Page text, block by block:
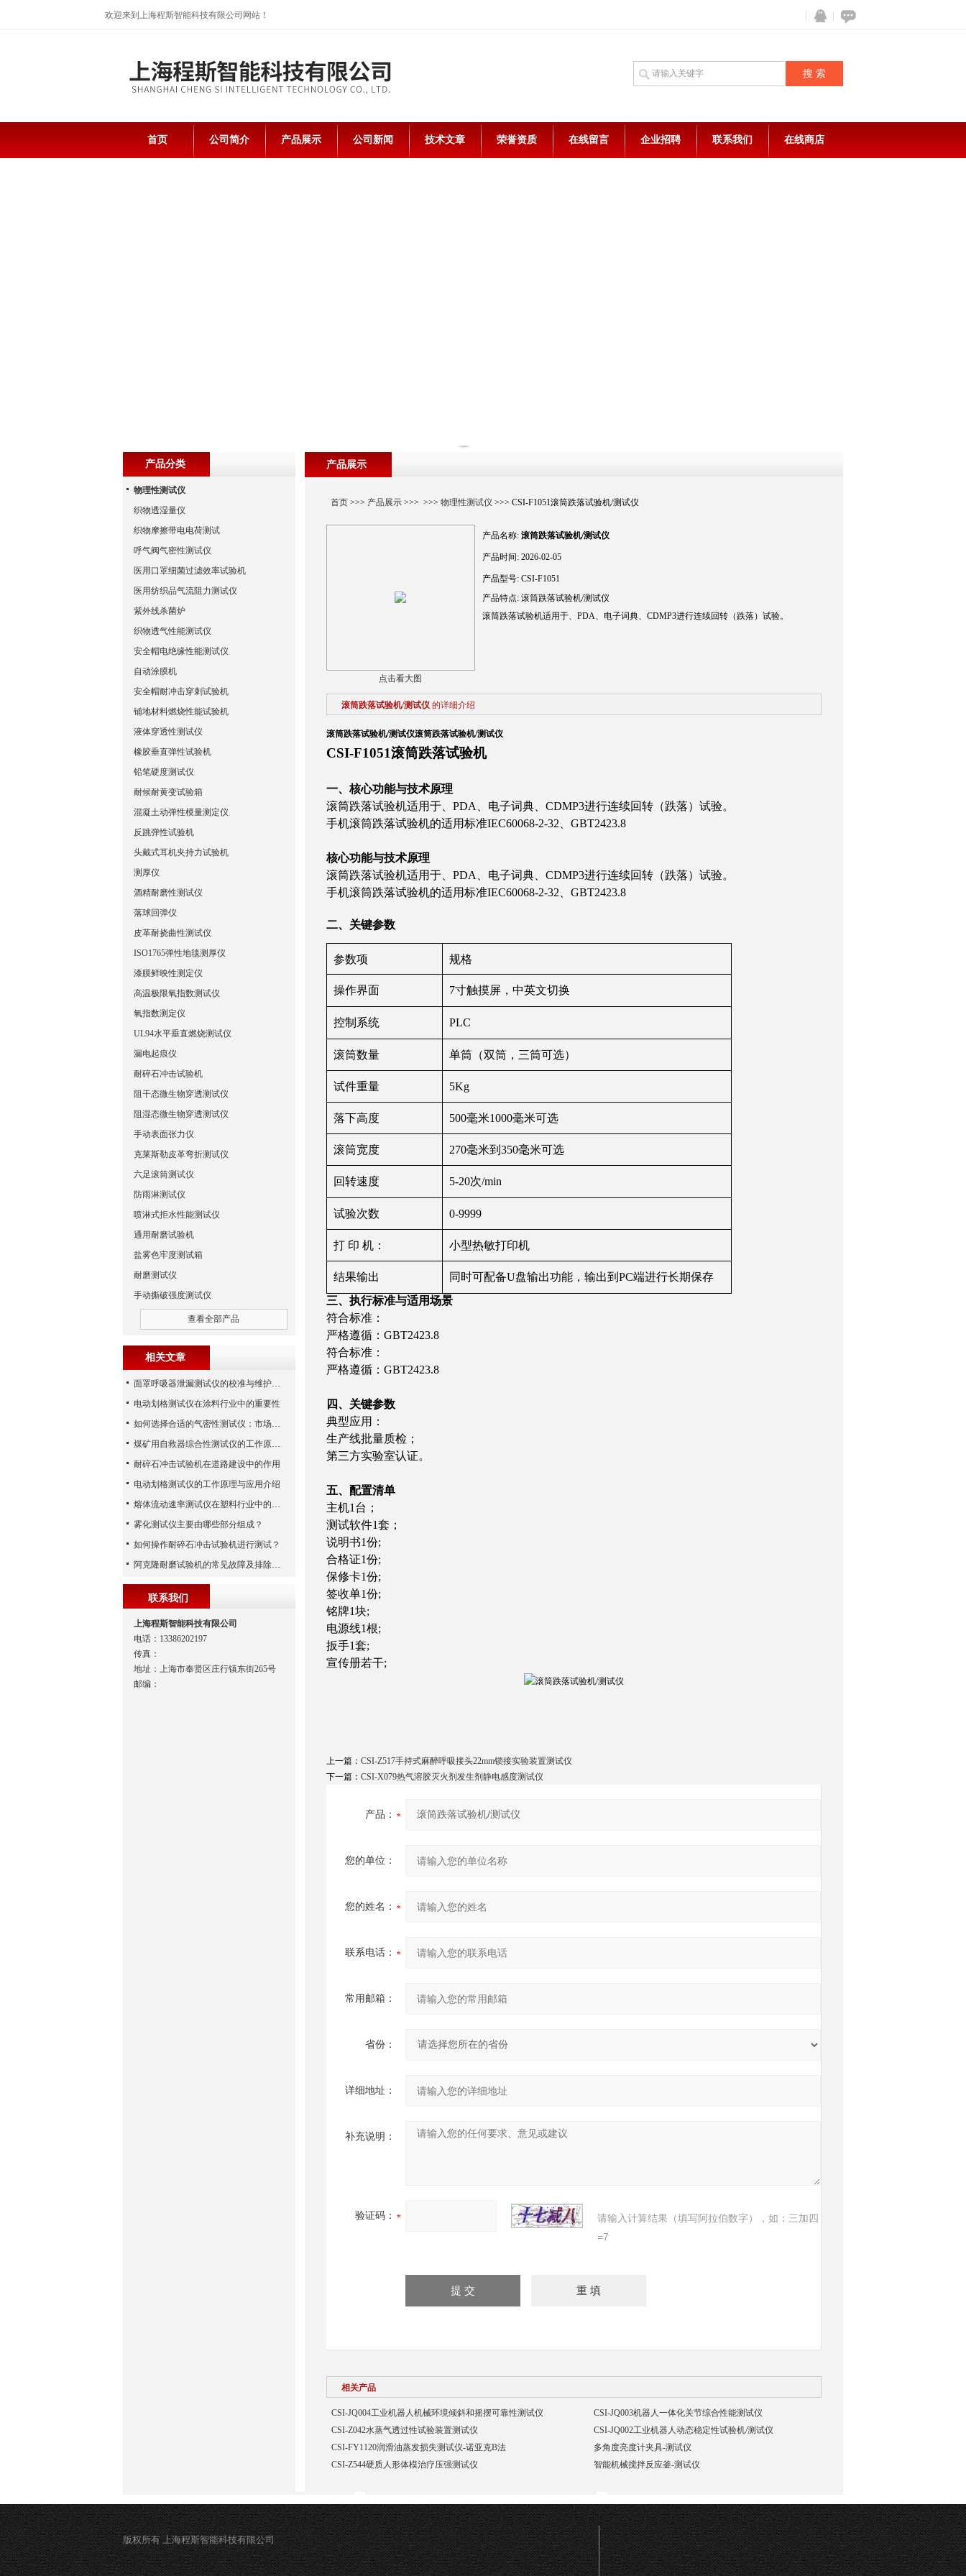
欢迎来到上海程斯智能科技有限公司网站！
首页 公司简介 产品展示 公司新闻 技术文章 荣誉资质 在线留言 企业招聘 联系我们 在线商店
产品展示
首页>>> 产品展示>>> >>> 物理性测试仪 >>> CSI-F1051滚筒跌落试验机/测试仪
点击看大图
产品名称: 滚筒跌落试验机/测试仪
产品时间: 2026-02-05
产品型号: CSI-F1051
产品特点: 滚筒跌落试验机/测试仪
滚筒跌落试验机适用于、PDA、电子词典、CDMP3进行连续回转（跌落）试验。
滚筒跌落试验机/测试仪 的详细介绍
滚筒跌落试验机/测试仪滚筒跌落试验机/测试仪
CSI-F1051滚筒跌落试验机
‌一、核心功能与技术原理
滚筒跌落试验机适用于、PDA、电子词典、CDMP3进行连续回转（跌落）试验。
手机滚筒跌落试验机的适用标准IEC60068-2-32、GBT2423.8
核心功能与技术原理
滚筒跌落试验机适用于、PDA、电子词典、CDMP3进行连续回转（跌落）试验。
手机滚筒跌落试验机的适用标准IEC60068-2-32、GBT2423.8
‌二、关键参数
‌参数项‌ 规格‌
操作界面 7寸触摸屏，中英文切换
控制系统 PLC
滚筒数量 单筒（双筒，三筒可选）
试件重量 5Kg
落下高度 500毫米1000毫米可选
滚筒宽度 270毫米到350毫米可选
回转速度 5-20次/min
试验次数 0-9999
打 印 机： 小型热敏打印机
结果输出 同时可配备U盘输出功能， 输出到PC端进行长期保存
三、 执行标准与适用场景
符合标准：
严格遵循： GBT2423.8
符合标准：
严格遵循： GBT2423.8
四、关键参数
‌典型应用‌：
生产线批量质检；
第三方实验室认证。
五、配置清单
主机1台；
测试软件1套；
说明书1份;
合格证1份;
保修卡1份;
签收单1份;
铭牌1块;
电源线1根;
扳手1套;
宣传册若干;
上一篇： CSI-Z517手持式麻醉呼吸接头22mm锁接实验装置测试仪
下一篇： CSI-X079热气溶胶灭火剂发生剂静电感度测试仪
产品：
您的单位：
您的姓名：
联系电话：
常用邮箱：
省份：
详细地址：
补充说明：
验证码：
请输入计算结果（填写阿拉伯数字），如：三加四
=7
相关产品
CSI-JQ004工业机器人机械环境倾斜和摇摆可靠性测试仪
CSI-JQ003机器人一体化关节综合性能测试仪
CSI-Z042水蒸气透过性试验装置测试仪
CSI-JQ002工业机器人动态稳定性试验机/测试仪
CSI-FY1120润滑油蒸发损失测试仪-诺亚克B法
多角度亮度计夹具-测试仪
CSI-Z544硬质人形体模治疗压强测试仪
智能机械搅拌反应釜-测试仪
产品分类
物理性测试仪
织物透湿量仪
织物摩擦带电电荷测试
呼气阀气密性测试仪
医用口罩细菌过滤效率试验机
医用纺织品气流阻力测试仪
紫外线杀菌炉
织物透气性能测试仪
安全帽电绝缘性能测试仪
自动涂膜机
安全帽耐冲击穿刺试验机
铺地材料燃烧性能试验机
液体穿透性测试仪
橡胶垂直弹性试验机
铅笔硬度测试仪
耐候耐黄变试验箱
混凝土动弹性模量测定仪
反跳弹性试验机
头戴式耳机夹持力试验机
测厚仪
酒精耐磨性测试仪
落球回弹仪
皮革耐挠曲性测试仪
ISO1765弹性地毯测厚仪
漆膜鲜映性测定仪
高温极限氧指数测试仪
氧指数测定仪
UL94水平垂直燃烧测试仪
漏电起痕仪
耐碎石冲击试验机
阻干态微生物穿透测试仪
阻湿态微生物穿透测试仪
手动表面张力仪
克莱斯勒皮革弯折测试仪
六足滚筒测试仪
防雨淋测试仪
喷淋式拒水性能测试仪
通用耐磨试验机
盐雾色牢度测试箱
耐磨测试仪
手动撕破强度测试仪
查看全部产品
相关文章
面罩呼吸器泄漏测试仪的校准与维护技巧
电动划格测试仪在涂料行业中的重要性
如何选择合适的气密性测试仪：市场指南
煤矿用自救器综合性测试仪的工作原理与功能解析
耐碎石冲击试验机在道路建设中的作用
电动划格测试仪的工作原理与应用介绍
熔体流动速率测试仪在塑料行业中的应用
雾化测试仪主要由哪些部分组成？
如何操作耐碎石冲击试验机进行测试？
阿克隆耐磨试验机的常见故障及排除方法
联系我们
上海程斯智能科技有限公司
电话：13386202197
传真：
地址：上海市奉贤区庄行镇东街265号
邮编：
版权所有 上海程斯智能科技有限公司